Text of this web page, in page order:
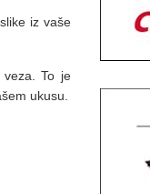
iz vaše
To je
ukusu.